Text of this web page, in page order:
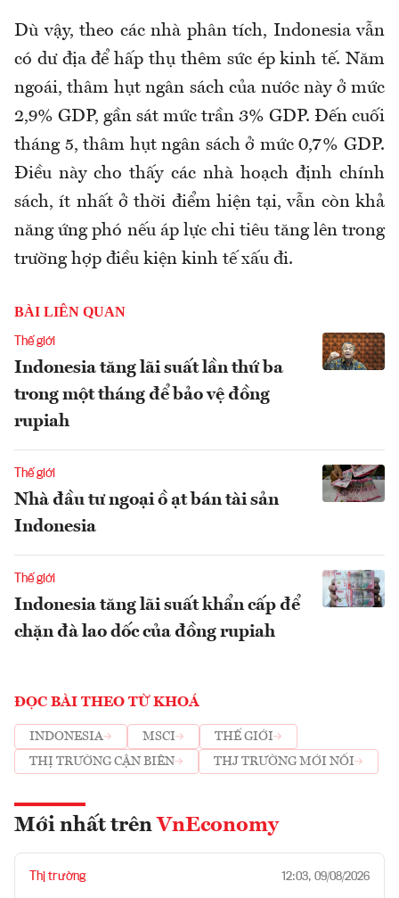
Dù vậy, theo các nhà phân tích, Indonesia vẫn
có dư địa để hấp thụ thêm sức ép kinh tế. Năm
ngoái, thâm hụt ngân sách của nước này ở mức
2,9% GDP, gần sát mức trần 3% GDP. Đến cuối
tháng 5, thâm hụt ngân sách ở mức 0,7% GDP.
Điều này cho thấy các nhà hoạch định chính
sách, ít nhất ở thời điểm hiện tại, vẫn còn khả
năng ứng phó nếu áp lực chi tiêu tăng lên trong
trường hợp điều kiện kinh tế xấu đi.
BÀI LIÊN QUAN
Thế giới
Indonesia tăng lãi suất lần thứ ba
trong một tháng để bảo vệ đồng
rupiah
Thế giới
Nhà đầu tư ngoại ồ ạt bán tài sản
Indonesia
Thế giới
Indonesia tăng lãi suất khẩn cấp để
chặn đà lao dốc của đồng rupiah
ĐỌC BÀI THEO TỪ KHOÁ
INDONESIA MSCI
THẾ GIỚI
THỊ TRƯỜNG CẬN BIÊN
THJ TRƯỜNG MỚI NỔI
Mới nhất trên VnEconomy
Thị trường 12:03, 09/08/2026